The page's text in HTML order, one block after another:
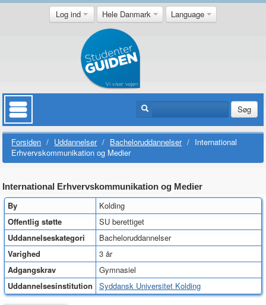
Log ind Hele Danmark Language
Søg
Forsiden / Uddannelser / Bacheloruddannelser / International
Erhvervskommunikation og Medier
International Erhvervskommunikation og Medier
By
Kolding
Offentlig støtte
SU berettiget
Uddannelseskategori
Bacheloruddannelser
Varighed
3 år
Adgangskrav
Gymnasiel
Uddannelsesinstitution
Syddansk Universitet Kolding